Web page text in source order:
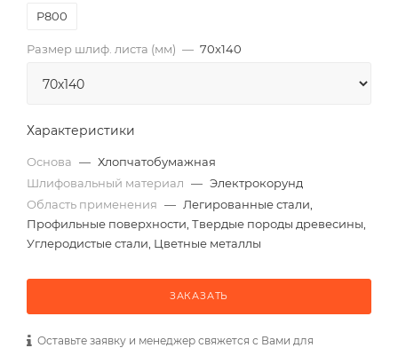
P800
Размер шлиф. листа (мм) — 70х140
Характеристики
Основа — Хлопчатобумажная
Шлифовальный материал — Электрокорунд
Область применения — Легированные стали,
Профильные поверхности, Твердые породы древесины,
Углеродистые стали, Цветные металлы
ЗАКАЗАТЬ
Оставьте заявку и менеджер свяжется с Вами для